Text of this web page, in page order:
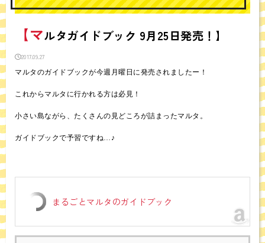
【マルタガイドブック 9月25日発売！】
2017.09.27
マルタのガイドブックが今週月曜日に発売されましたー！
これからマルタに行かれる方は必見！
小さい島ながら、たくさんの見どころが詰まったマルタ。
ガイドブックで予習ですね…♪
まるごとマルタのガイドブック